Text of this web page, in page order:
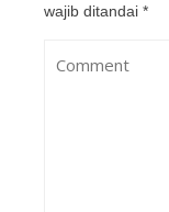
wajib ditandai *